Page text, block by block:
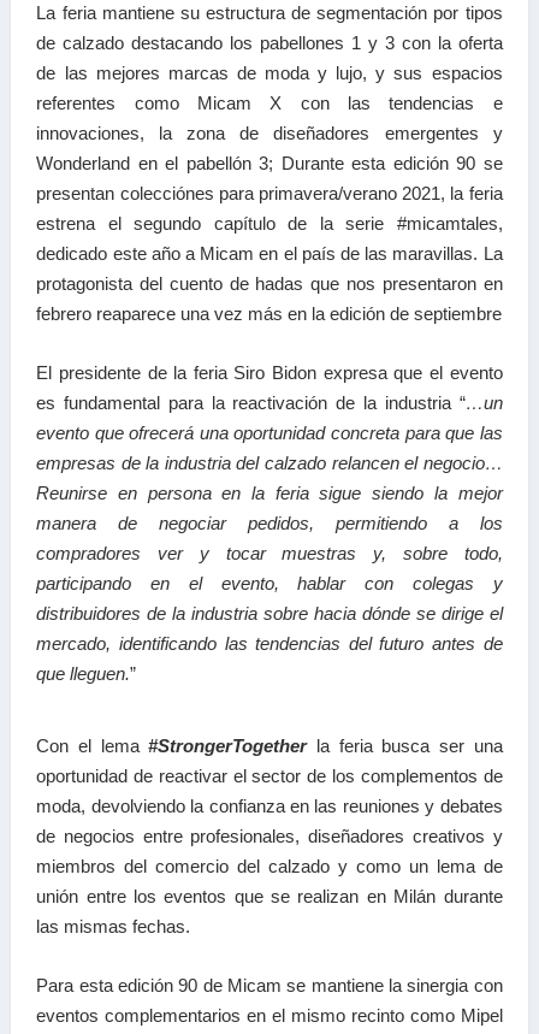
La feria mantiene su estructura de segmentación por tipos
de calzado destacando los pabellones 1 y 3 con la oferta
de las mejores marcas de moda y lujo, y sus espacios
referentes como Micam X con las tendencias e
innovaciones, la zona de diseñadores emergentes y
Wonderland en el pabellón 3; Durante esta edición 90 se
presentan colecciónes para primavera/verano 2021, la feria
estrena el segundo capítulo de la serie #micamtales,
dedicado este año a Micam en el país de las maravillas. La
protagonista del cuento de hadas que nos presentaron en
febrero reaparece una vez más en la edición de septiembre
El presidente de la feria Siro Bidon expresa que el evento
es fundamental para la reactivación de la industria “…un
evento que ofrecerá una oportunidad concreta para que las
empresas de la industria del calzado relancen el negocio…
Reunirse en persona en la feria sigue siendo la mejor
manera de negociar pedidos, permitiendo a los
compradores ver y tocar muestras y, sobre todo,
participando en el evento, hablar con colegas y
distribuidores de la industria sobre hacia dónde se dirige el
mercado, identificando las tendencias del futuro antes de
que lleguen.”
Con el lema#StrongerTogetherla feria busca ser una
oportunidad de reactivar el sector de los complementos de
moda, devolviendo la confianza en las reuniones y debates
de negocios entre profesionales, diseñadores creativos y
miembros del comercio del calzado y como un lema de
unión entre los eventos que se realizan en Milán durante
las mismas fechas.
Para esta edición 90 de Micam se mantiene la sinergia con
eventos complementarios en el mismo recinto como Mipel